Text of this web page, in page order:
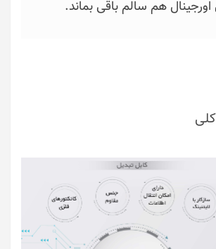
اورجینال هم سالم باقی بماند.